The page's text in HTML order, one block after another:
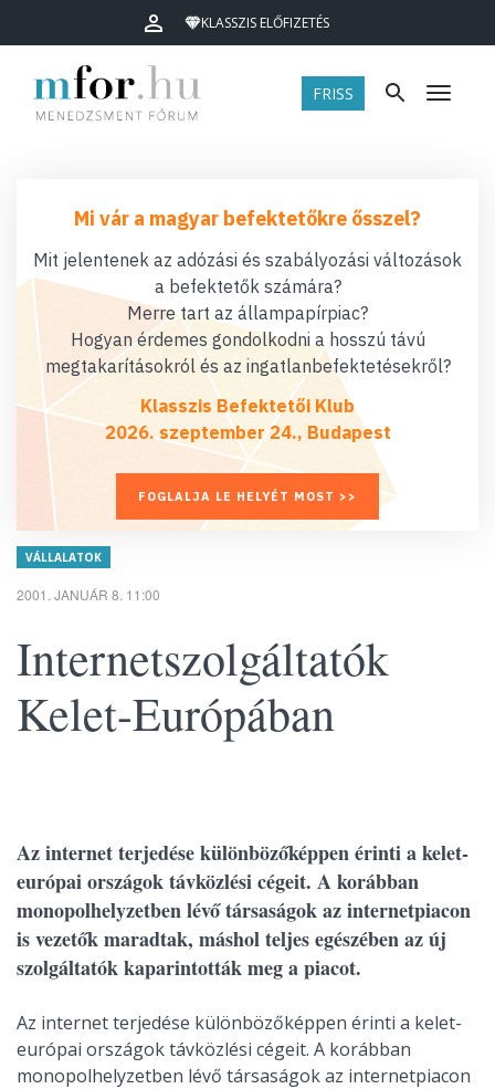
KLASSZIS ELŐFIZETÉS
FRISS Menü
Mi vár a magyar befektetőkre ősszel?
Mit jelentenek az adózási és szabályozási változások
a befektetők számára?
Merre tart az állampapírpiac?
Hogyan érdemes gondolkodni a hosszú távú
megtakarításokról és az ingatlanbefektetésekről?
Klasszis Befektetői Klub
2026. szeptember 24., Budapest
FOGLALJA LE HELYÉT MOST >>
VÁLLALATOK
2001. JANUÁR 8. 11:00
Internetszolgáltatók
Kelet-Európában
Az internet terjedése különbözőképpen érinti a kelet-
európai országok távközlési cégeit. A korábban
monopolhelyzetben lévő társaságok az internetpiacon
is vezetők maradtak, máshol teljes egészében az új
szolgáltatók kaparintották meg a piacot.
Az internet terjedése különbözőképpen érinti a kelet-
európai országok távközlési cégeit. A korábban
monopolhelyzetben lévő társaságok az internetpiacon